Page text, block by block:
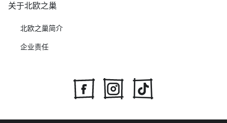
关于北欧之巢
北欧之巢简介
企业责任